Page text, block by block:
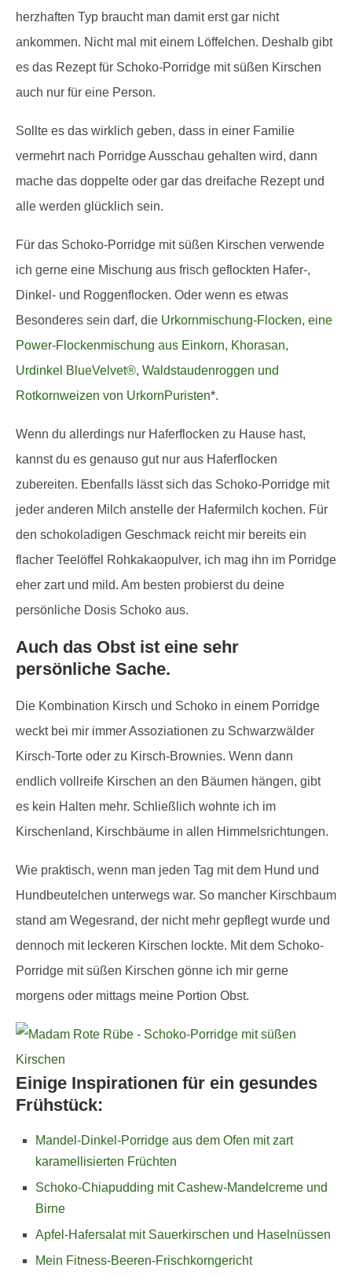
herzhaften Typ braucht man damit erst gar nicht
ankommen. Nicht mal mit einem Löffelchen. Deshalb gibt
es das Rezept für Schoko-Porridge mit süßen Kirschen
auch nur für eine Person.
Sollte es das wirklich geben, dass in einer Familie
vermehrt nach Porridge Ausschau gehalten wird, dann
mache das doppelte oder gar das dreifache Rezept und
alle werden glücklich sein.
Für das Schoko-Porridge mit süßen Kirschen verwende
ich gerne eine Mischung aus frisch geflockten Hafer-,
Dinkel- und Roggenflocken. Oder wenn es etwas
Besonderes sein darf, die Urkornmischung-Flocken, eine
Power-Flockenmischung aus Einkorn, Khorasan,
Urdinkel BlueVelvet®, Waldstaudenroggen und
Rotkornweizen von UrkornPuristen*.
Wenn du allerdings nur Haferflocken zu Hause hast,
kannst du es genauso gut nur aus Haferflocken
zubereiten. Ebenfalls lässt sich das Schoko-Porridge mit
jeder anderen Milch anstelle der Hafermilch kochen. Für
den schokoladigen Geschmack reicht mir bereits ein
flacher Teelöffel Rohkakaopulver, ich mag ihn im Porridge
eher zart und mild. Am besten probierst du deine
persönliche Dosis Schoko aus.
Auch das Obst ist eine sehr
persönliche Sache.
Die Kombination Kirsch und Schoko in einem Porridge
weckt bei mir immer Assoziationen zu Schwarzwälder
Kirsch-Torte oder zu Kirsch-Brownies. Wenn dann
endlich vollreife Kirschen an den Bäumen hängen, gibt
es kein Halten mehr. Schließlich wohnte ich im
Kirschenland, Kirschbäume in allen Himmelsrichtungen.
Wie praktisch, wenn man jeden Tag mit dem Hund und
Hundbeutelchen unterwegs war. So mancher Kirschbaum
stand am Wegesrand, der nicht mehr gepflegt wurde und
dennoch mit leckeren Kirschen lockte. Mit dem Schoko-
Porridge mit süßen Kirschen gönne ich mir gerne
morgens oder mittags meine Portion Obst.
Einige Inspirationen für ein gesundes
Frühstück:
Mandel-Dinkel-Porridge aus dem Ofen mit zart
karamellisierten Früchten
Schoko-Chiapudding mit Cashew-Mandelcreme und
Birne
Apfel-Hafersalat mit Sauerkirschen und Haselnüssen
Mein Fitness-Beeren-Frischkorngericht